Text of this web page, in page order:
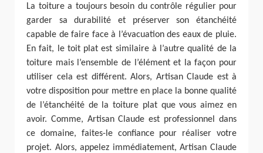
La toiture a toujours besoin du contrôle régulier pour
garder sa durabilité et préserver son étanchéité
capable de faire face à l’évacuation des eaux de pluie.
En fait, le toit plat est similaire à l’autre qualité de la
toiture mais l’ensemble de l’élément et la façon pour
utiliser cela est différent. Alors, Artisan Claude est à
votre disposition pour mettre en place la bonne qualité
de l’étanchéité de la toiture plat que vous aimez en
avoir. Comme, Artisan Claude est professionnel dans
ce domaine, faites-le confiance pour réaliser votre
projet. Alors, appelez immédiatement, Artisan Claude